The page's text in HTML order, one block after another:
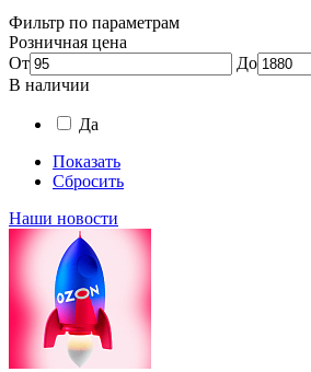
Фильтр по параметрам
Розничная цена
От
До
В наличии
Да
Показать
Сбросить
Наши новости